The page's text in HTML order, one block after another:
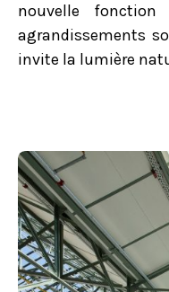
nouvelle
agrandissements
invite la lumière